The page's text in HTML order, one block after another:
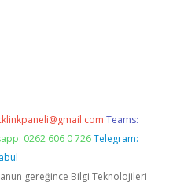
Teams:
0262 606 0 726 Telegram:
gereğince Bilgi Teknolojileri